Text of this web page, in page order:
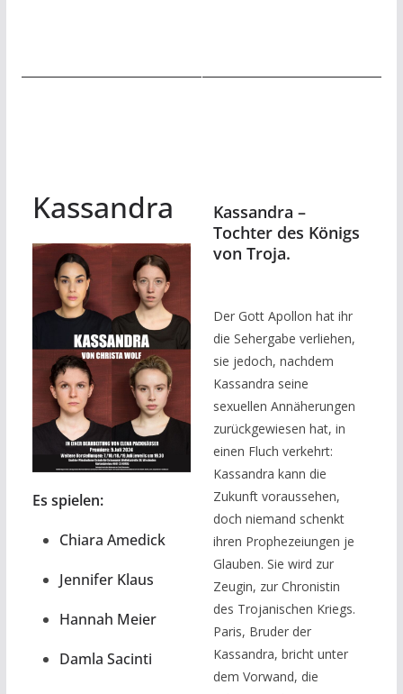
Kassandra
Es spielen:
Chiara Amedick
Jennifer Klaus
Hannah Meier
Damla Sacinti
Kassandra –
Tochter des Königs
von Troja.
Der Gott Apollon hat ihr
die Sehergabe verliehen,
sie jedoch, nachdem
Kassandra seine
sexuellen Annäherungen
zurückgewiesen hat, in
einen Fluch verkehrt:
Kassandra kann die
Zukunft voraussehen,
doch niemand schenkt
ihren Prophezeiungen je
Glauben. Sie wird zur
Zeugin, zur Chronistin
des Trojanischen Kriegs.
Paris, Bruder der
Kassandra, bricht unter
dem Vorwand, die